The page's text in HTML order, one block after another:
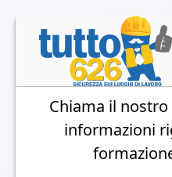
Chiama il
informazioni